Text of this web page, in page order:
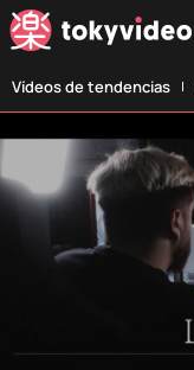
Vídeos de tendencias